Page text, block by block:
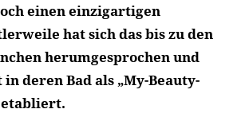
einen einzigartigen
hat sich das bis zu den
herumgesprochen und
in deren Bad als „My-Beauty-
etabliert.